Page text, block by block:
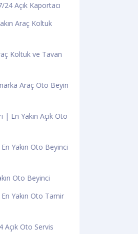
Açık Kaportacı
Araç Koltuk
Koltuk ve Tavan
Araç Oto Beyin
En Yakın Açık Oto
Yakın Oto Beyinci
Oto Beyinci
Yakın Oto Tamir
Oto Servis